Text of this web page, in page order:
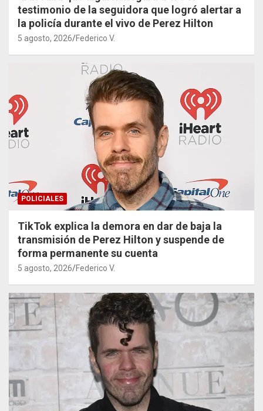
testimonio de la seguidora que logró alertar a
la policía durante el vivo de Perez Hilton
5 agosto, 2026 Federico V.
POLICIALES
TikTok explica la demora en dar de baja la
transmisión de Perez Hilton y suspende de
forma permanente su cuenta
5 agosto, 2026 Federico V.